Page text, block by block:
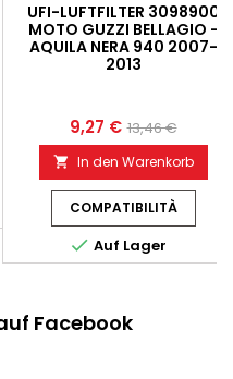
UFI-LUFTFILTER 3098900
MOTO GUZZI BELLAGIO -
AQUILA NERA 940 2007-
2013
9,27 € 13,46 €
 In den Warenkorb
COMPATIBILITÀ
 Auf Lager
Facebook